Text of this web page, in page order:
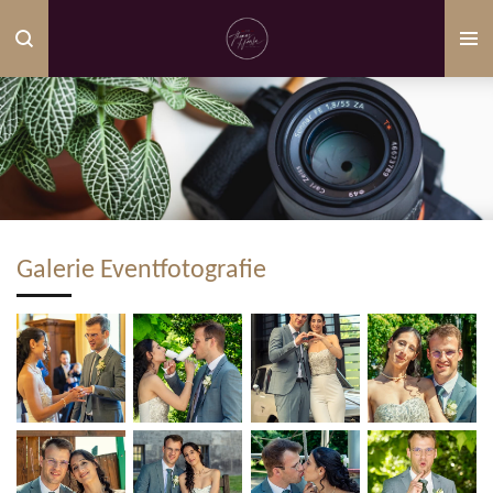
Hauptinhalt
springen
Galerie Eventfotografie